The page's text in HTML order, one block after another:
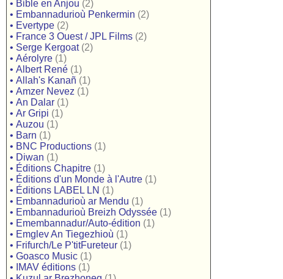
• Bible en Anjou (2)
• Embannadurioù Penkermin (2)
• Evertype (2)
• France 3 Ouest / JPL Films (2)
• Serge Kergoat (2)
• Aérolyre (1)
• Albert René (1)
• Allah's Kanañ (1)
• Amzer Nevez (1)
• An Dalar (1)
• Ar Gripi (1)
• Auzou (1)
• Barn (1)
• BNC Productions (1)
• Diwan (1)
• Éditions Chapitre (1)
• Éditions d'un Monde à l'Autre (1)
• Éditions LABEL LN (1)
• Embannadurioù ar Mendu (1)
• Embannadurioù Breizh Odyssée (1)
• Emembannadur/Auto-édition (1)
• Emglev An Tiegezhioù (1)
• Frifurch/Le P'titFureteur (1)
• Goasco Music (1)
•
IMAV éditions (1)